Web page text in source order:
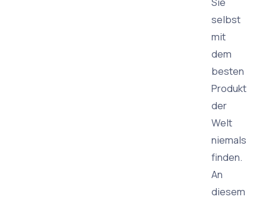
selbst
mit
dem
besten
Produkt
der
Welt
niemals
finden.
An
diesem